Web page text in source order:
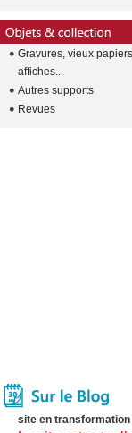
Gravures, vieux
affiches...
Autres supports
Revues
site en transformation